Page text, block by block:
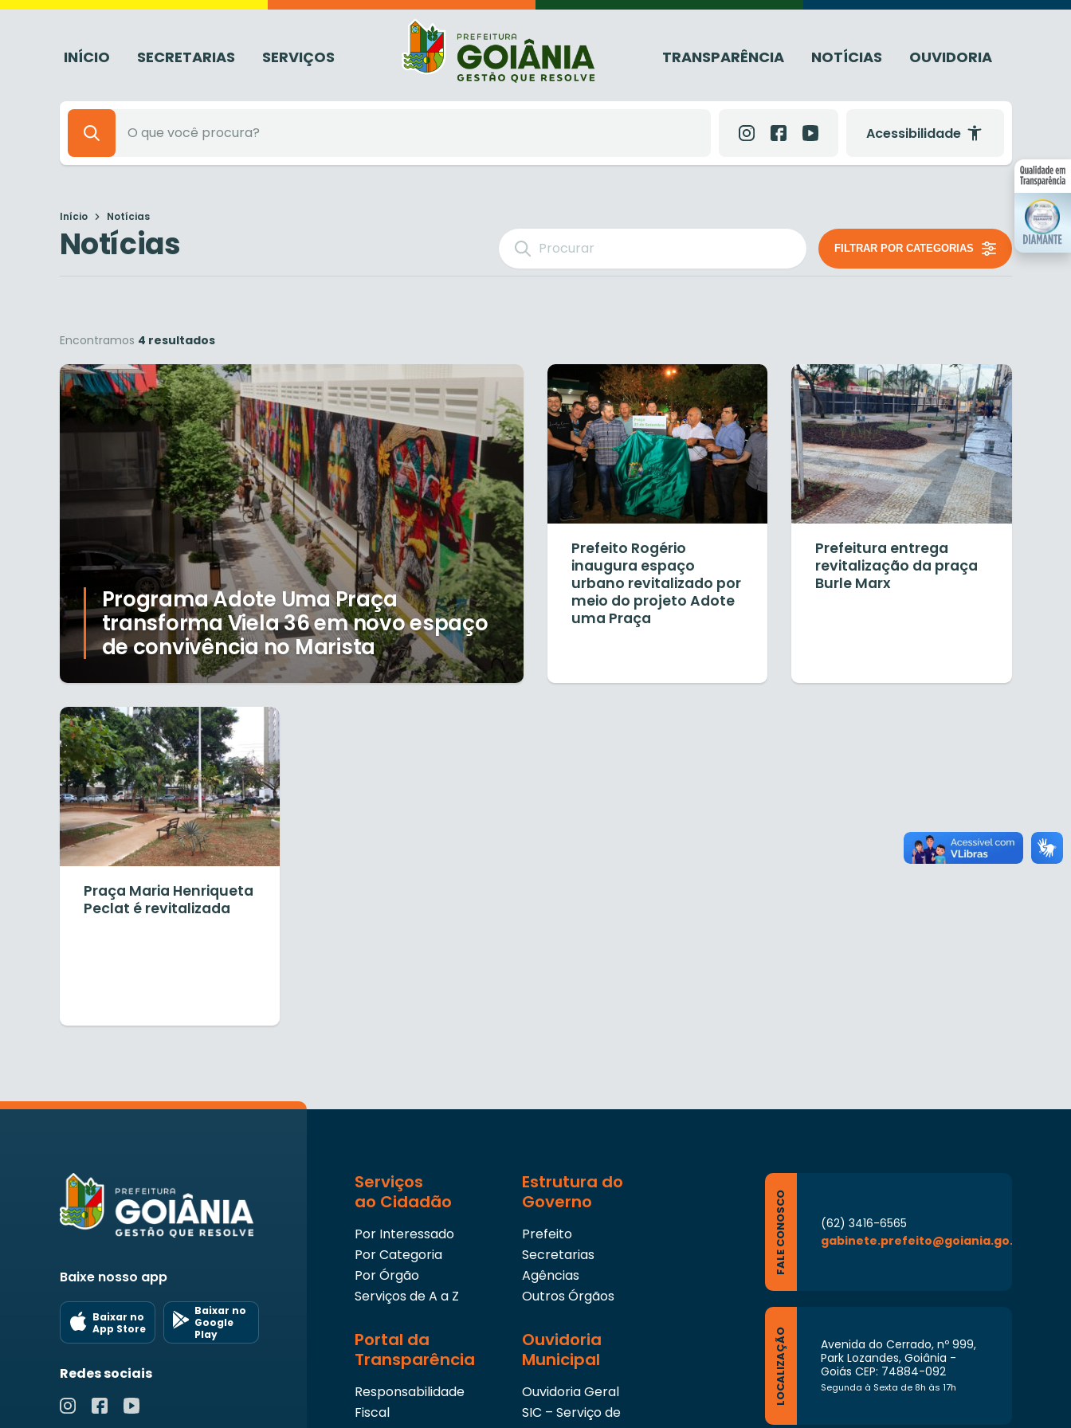
INÍCIO SECRETARIAS SERVIÇOS TRANSPARÊNCIA NOTÍCIAS OUVIDORIA
Acessibilidade
Início Notícias
Notícias FILTRAR POR CATEGORIAS
Encontramos 4 resultados
Programa Adote Uma Praça
transforma Viela 36 em novo espaço
de convivência no Marista
Prefeito Rogério
inaugura espaço
urbano revitalizado por
meio do projeto Adote
uma Praça
Prefeitura entrega
revitalização da praça
Burle Marx
Praça Maria Henriqueta
Peclat é revitalizada
Baixe nosso app
Baixar no
App Store
Baixar no
Google
Play
Redes sociais
Serviços
ao Cidadão
Por Interessado
Por Categoria
Por Órgão
Serviços de A a Z
Estrutura do
Governo
Prefeito
Secretarias
Agências
Outros Órgãos
Portal da
Transparência
Responsabilidade
Fiscal
Ouvidoria
Municipal
Ouvidoria Geral
SIC – Serviço de
FALE CONOSCO
(62) 3416-6565
gabinete.prefeito@goiania.go.gov.br
LOCALIZAÇÃO
Avenida do Cerrado, nº 999,
Park Lozandes, Goiânia -
Goiás CEP: 74884-092
Segunda à Sexta de 8h às 17h